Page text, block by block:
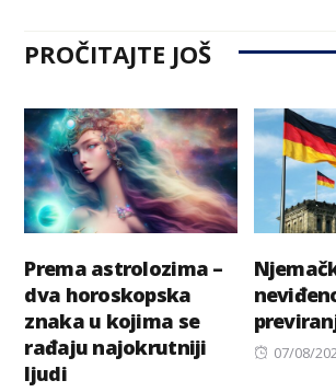
PROČITAJTE JOŠ
Prema astrolozima –
dva horoskopska
znaka u kojima se
rađaju najokrutniji
ljudi
Posted
07/08/